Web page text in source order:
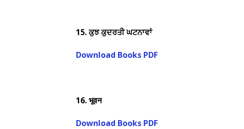
15.ਕੁਝ ਕੁਦਰਤੀ ਘਟਨਾਵਾਂ
Download Books PDF
16.भूवन
Download Books PDF